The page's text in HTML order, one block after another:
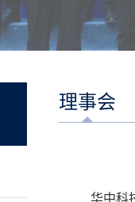
理事会
华中科